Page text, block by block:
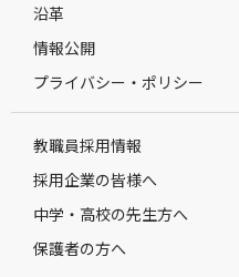
沿革
情報公開
プライバシー・ポリシー
教職員採用情報
採用企業の皆様へ
中学・高校の先生方へ
保護者の方へ